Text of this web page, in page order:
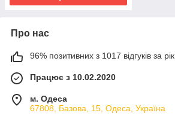
Про нас
96% позитивних з 1017 відгуків за рік
Працює з 10.02.2020
м. Одеса
67808, Базова, 15, Одеса, Україна